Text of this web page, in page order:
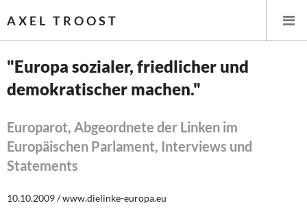
AXEL TROOST
Startseite
Themen
Leitlinien linker Wirtschafts- und Finanzpolitik
"Europa sozialer, friedlicher und
demokratischer machen."
Europarot, Abgeordnete der Linken im
Europäischen Parlament, Interviews und
Statements
10.10.2009 / www.dielinke-europa.eu